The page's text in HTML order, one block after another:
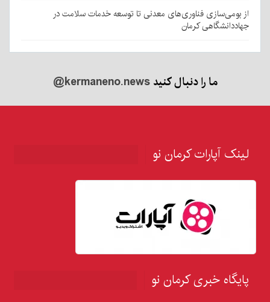
از بومی‌سازی فناوری‌های معدنی تا توسعه خدمات سلامت در
جهاددانشگاهی کرمان
ما را دنبال کنید@kermaneno.news
لینک آپارات کرمان نو
پایگاه خبری کرمان نو